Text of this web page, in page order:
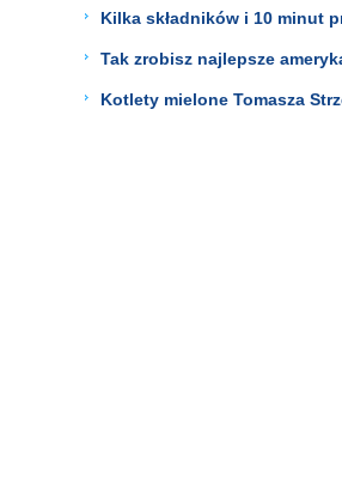
Kilka składników i 10 minut
Tak zrobisz najlepsze
Kotlety mielone Tomasza